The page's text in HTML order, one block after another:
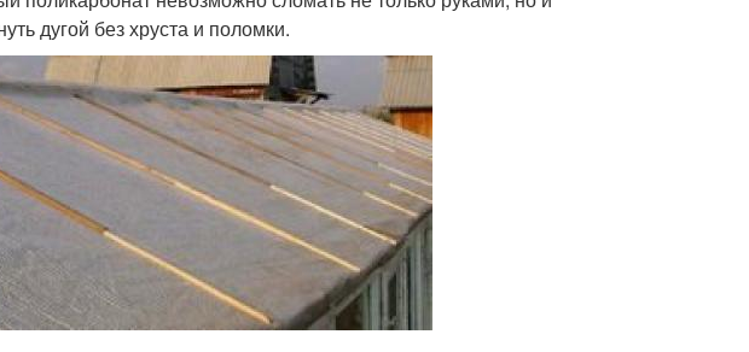
дугой без хруста и поломки.